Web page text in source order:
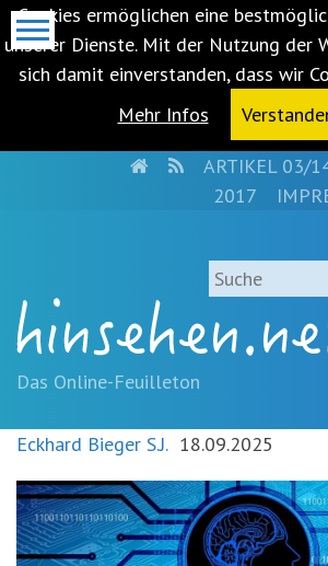
Cookies ermöglichen eine
unserer Dienste. Mit der Nutzung der
sich damit einverstanden, dass wir
Mehr Infos
springen
(Accesskey
'1')Zur
springen
'3')Zur
Suche
springen
HOMERSSARTIKEL 03/
2017
Suche
Das Online-Feuilleton
Eckhard Bieger S.J. 18.09.2025